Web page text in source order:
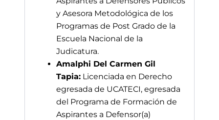
y Asesora Metodológica de los
Programas de Post Grado de la
Escuela Nacional de la
Judicatura.
Amalphi Del Carmen Gil
Tapia: Licenciada en Derecho
egresada de UCATECI, egresada
del Programa de Formación de
Aspirantes a Defensor(a)